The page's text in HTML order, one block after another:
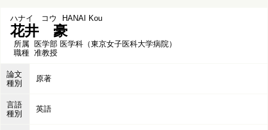
ハナイ コウ HANAI Kou
花井 豪
所属 医学部 医学科（東京女子医科大学病院）
職種 准教授
論文
種別
原著
言語
種別
英語